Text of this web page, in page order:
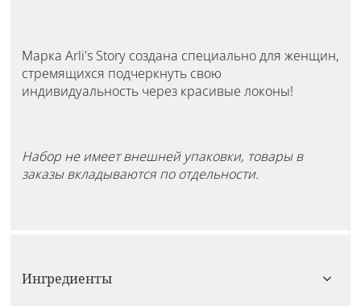
Марка Arli's Story создана специально для женщин,
стремящихся подчеркнуть свою
индивидуальность через красивые локоны!
Набор не имеет внешней упаковки, товары в
заказы вкладываются по отдельности.
Ингредиенты